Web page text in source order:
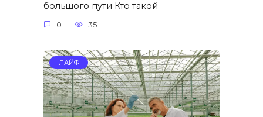
большого пути Кто такой
0 35
ЛАЙФ